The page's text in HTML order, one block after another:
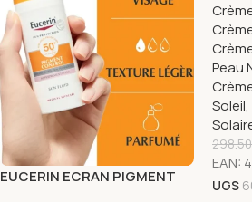
EUCERIN ECRAN PIGMENT
Peau
Soleil,
298.50
EAN:
UGS